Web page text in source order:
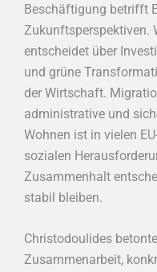
Beschäftigung betrifft
Zukunftsperspektiven.
entscheidet über
und grüne
der Wirtschaft.
administrative und
Wohnen ist in vielen
sozialen
Zusammenhalt
stabil bleiben.
Christodoulides
Zusammenarbeit,